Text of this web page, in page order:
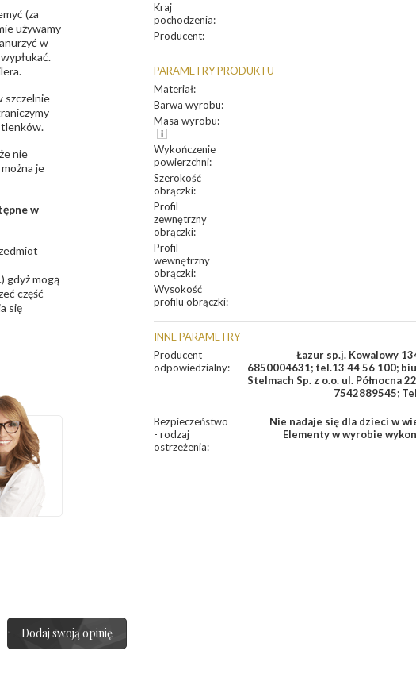
Kraj
pochodzenia:
Producent:
PARAMETRY PRODUKTU
Materiał:
Barwa wyrobu:
Masa wyrobu:
Wykończenie
powierzchni:
Szerokość
obrączki:
Profil
zewnętrzny
obrączki:
Profil
wewnętrzny
obrączki:
Wysokość
profilu obrączki:
INNE PARAMETRY
Producent
odpowiedzialny:
Łazur sp.j. Kowalowy
6850004631; tel.13 44 56 100;
Stelmach Sp. z o.o. ul. Północna
7542889545;
Bezpieczeństwo
- rodzaj
ostrzeżenia:
Nie nadaje się dla dzieci w
Elementy w wyrobie
(za
używamy
w
szczelnie
tlenków.
nie
je
w
gdyż mogą
część
się
Dodaj swoją opinię